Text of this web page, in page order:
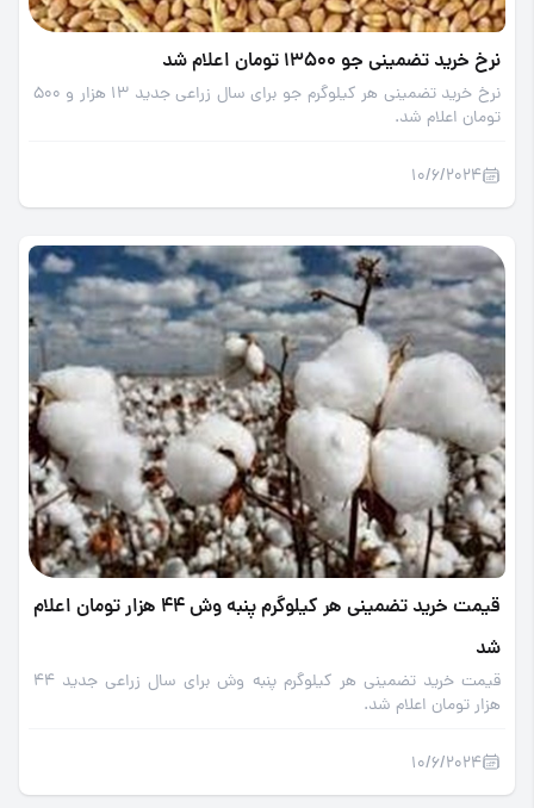
نرخ خرید تضمینی جو 13500 تومان اعلام شد
نرخ خرید تضمینی هر کیلوگرم جو برای سال زراعی جدید 13 هزار و 500
تومان اعلام شد.
10/6/2024
قیمت خرید تضمینی هر کیلوگرم پنبه وش 44 هزار تومان اعلام
شد
قیمت خرید تضمینی هر کیلوگرم پنبه وش برای سال زراعی جدید 44
هزار تومان اعلام شد.
10/6/2024